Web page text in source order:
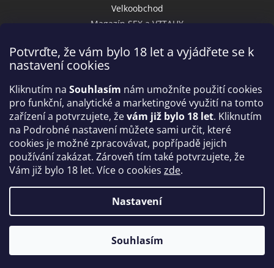
Potvrďte, že vám bylo 18 let a vyjádřete se k
nastavení cookies
Kliknutím na Souhlasím nám umožníte použití cookies
pro funkční, analytické a marketingové využití na tomto
zařízení a potvrzujete, ževám již bylo 18 let. Kliknutím
na Podrobné nastavení můžete sami určit, které
cookies je možné zpracovávat, popřípadě jejich
používání zakázat. Zároveň tím také potvrzujete, že
Vám již bylo 18 let. Více o cookies zde.
Nastavení
Souhlasím
Velkoobchod
Magazín SEX a VZTAHY
Přijímáme online platby
Copyright 2026IntimniNakupy.cz. Všechna práva
vyhrazena.